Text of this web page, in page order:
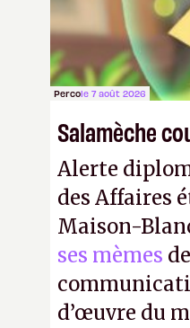
Percole 7 août 2026
Salamèche
Alerte
des Affaires
Maison-
ses mèmes
d’œuvre du